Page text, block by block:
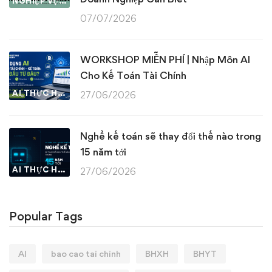
07/07/2026
AI THỰC HÀNH
WORKSHOP MIỄN PHÍ | Nhập Môn AI
Cho Kế Toán Tài Chính
27/06/2026
AI THỰC HÀNH
Nghề kế toán sẽ thay đổi thế nào trong
15 năm tới
27/06/2026
Popular Tags
AI bao cao tai chinh BHXH BHYT